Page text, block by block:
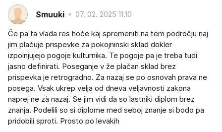
Smuuki 07. 02. 2025 11.10
Če pa ta vlada res hoče kaj spremeniti na tem področju naj
jim plačuje prispevke za pokojninski sklad dokler
izpolnjujejo pogoje kulturnika. Te pogoje pa je treba tudi
jasno definirati. Poseganje v že plačan sklad brez
prispevka je retrogradno. Za nazaj se po osnovah prava ne
posega. Vsak ukrep velja od dneva veljavnosti zakona
naprej ne zà nazaj. Se jim vidi da so lastniki diplom brez
znanja. Podelili so si diplome med seboj znanje si bodo pa
pridobili sproti. Prosto po levakih